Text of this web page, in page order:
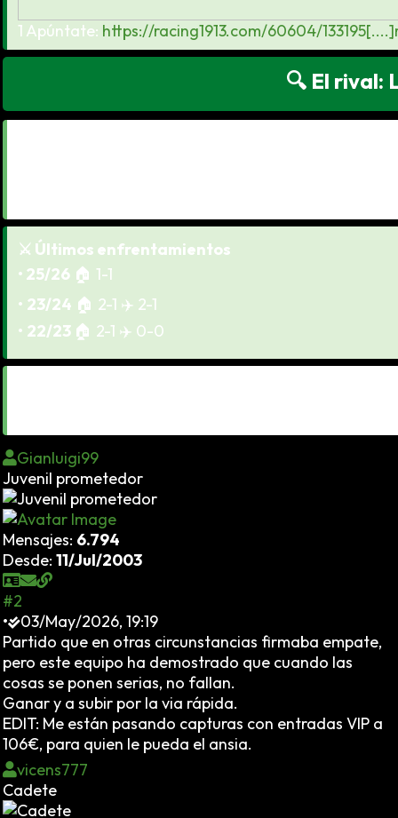
1 Apúntate: https://racing1913.com/60604/
🔍 El rival:
⚔️ Últimos enfrentamientos
• 25/26 🏠 1-1
• 23/24 🏠 2-1 ✈️ 2-1
• 22/23 🏠 2-1 ✈️ 0-0
Gianluigi99
Juvenil prometedor
Mensajes: 6.794
Desde: 11/Jul/2003
#2
•
03/May/2026, 19:19
Partido que en otras circunstancias firmaba empate,
pero este equipo ha demostrado que cuando las
cosas se ponen serias, no fallan.
Ganar y a subir por la via rápida.
EDIT: Me están pasando capturas con entradas VIP a
106€, para quien le pueda el ansia.
vicens777
Cadete